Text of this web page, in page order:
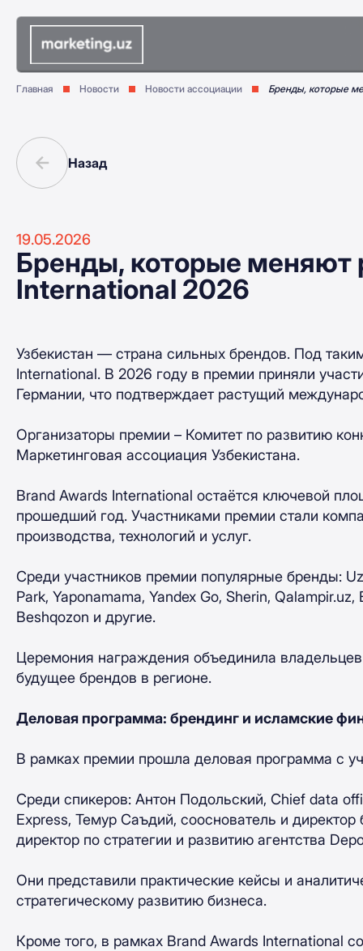
Главная Новости Новости ассоциации Бренды, которые
Назад
19.05.2026
Бренды, которые меняют
International 2026
Узбекистан — страна сильных брендов. Под
International. В 2026 году в премии приняли
Германии, что подтверждает растущий
Организаторы премии – Комитет по развитию
Маркетинговая ассоциация Узбекистана.
Brand Awards International остаётся ключевой
прошедший год. Участниками премии стали
производства, технологий и услуг.
Среди участников премии популярные бренды:
Park, Yaponamama, Yandex Go, Sherin,
Beshqozon и другие.
Церемония награждения объединила
будущее брендов в регионе.
Деловая программа: брендинг и исламские
В рамках премии прошла деловая программа с
Среди спикеров: Антон Подольский, Chief data
Express, Темур Саъдий, сооснователь и
директор по стратегии и развитию агентства
Они представили практические кейсы и
стратегическому развитию бизнеса.
Кроме того, в рамках Brand Awards International